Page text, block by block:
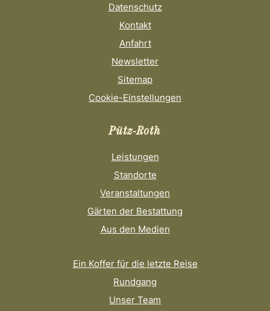
Datenschutz
Kontakt
Anfahrt
Newsletter
Sitemap
Cookie-Einstellungen
Pütz-Roth
Leistungen
Standorte
Veranstaltungen
Gärten der Bestattung
Aus den Medien
Ein Koffer für die letzte Reise
Rundgang
Unser Team